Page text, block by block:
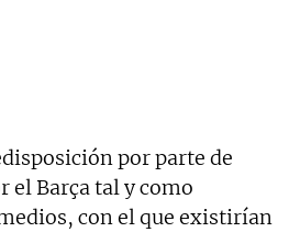
por parte de
el Barça tal y como
con el que existirían